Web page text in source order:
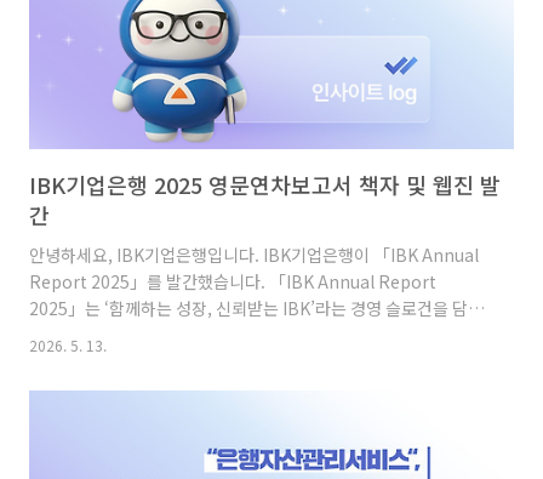
IBK기업은행 2025 영문연차보고서 책자 및 웹진 발
간
안녕하세요, IBK기업은행입니다. IBK기업은행이 「IBK Annual
Report 2025」를 발간했습니다. 「IBK Annual Report
2025」는 ‘함께하는 성장, 신뢰받는 IBK’라는 경영 슬로건을 담아
디지털 혁신, ESG 경영, 기업가치 제고, 글로벌 네트워크’ 등 6가지
긴장 고조와 통화 정책을 둘러싼 지속적인 불확실성 속에서 높은 변
동성을 이어갔습니다. 이러한 어려운 경영 환경 속에서도 IBK기업
2026. 5. 13.